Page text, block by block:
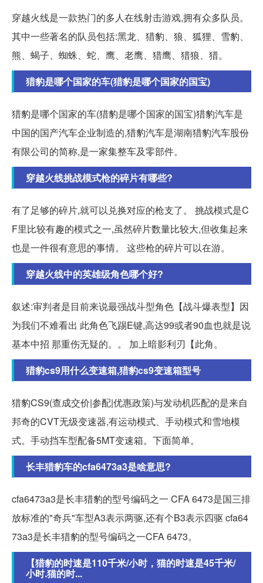
穿越火线是一款热门的多人在线射击游戏,拥有众多队员。
其中一些著名的队员包括:黑龙、猎豹、狼、狐狸、雪豹、
熊、蝎子、蜘蛛、蛇、鹰、老鹰、猎鹰、猎狼、猎。
猎豹是哪个国家的车(猎豹是哪个国家的国宝)
猎豹是哪个国家的车(猎豹是哪个国家的国宝)猎豹汽车是
中国的国产汽车企业制造的,猎豹汽车是湖南猎豹汽车股份
有限公司的简称,是一家集整车及零部件。
穿越火线挑战模式枪的碎片有哪些?
有了足够的碎片,就可以兑换对应的枪支了。 挑战模式是C
F里比较有趣的模式之一,虽然碎片数量比较大,但收集起来
也是一件很有意思的事情。 这些枪的碎片可以在游。
穿越火线中的英雄级角色哪个好?
叙述:审判者是目前来说最强战斗型角色【战斗爆表型】因
为我们不难看出 此角色飞踢E键,高达99或者90血也就是说
基本中招 那重伤无疑的。。 加上暗影利刃【此角。
猎豹cs9用什么变速箱,猎豹cs9变速箱型号
猎豹CS9(查成交价|参配|优惠政策)与发动机匹配的是来自
邦奇的CVT无级变速器,有运动模式、手动模式和雪地模
式。手动挡车型配备5MT变速箱。下面简单。
长丰猎豹车的cfa6473a3是啥意思?
cfa6473a3是长丰猎豹的型号编码之一 CFA 6473是国三排
放标准的"奇兵"车型A3表示两驱,还有个B3表示四驱 cfa64
73a3是长丰猎豹的型号编码之一CFA 6473。
【猎豹的时速是110千米/小时，猫的时速是45千米/
小时.猫的时...